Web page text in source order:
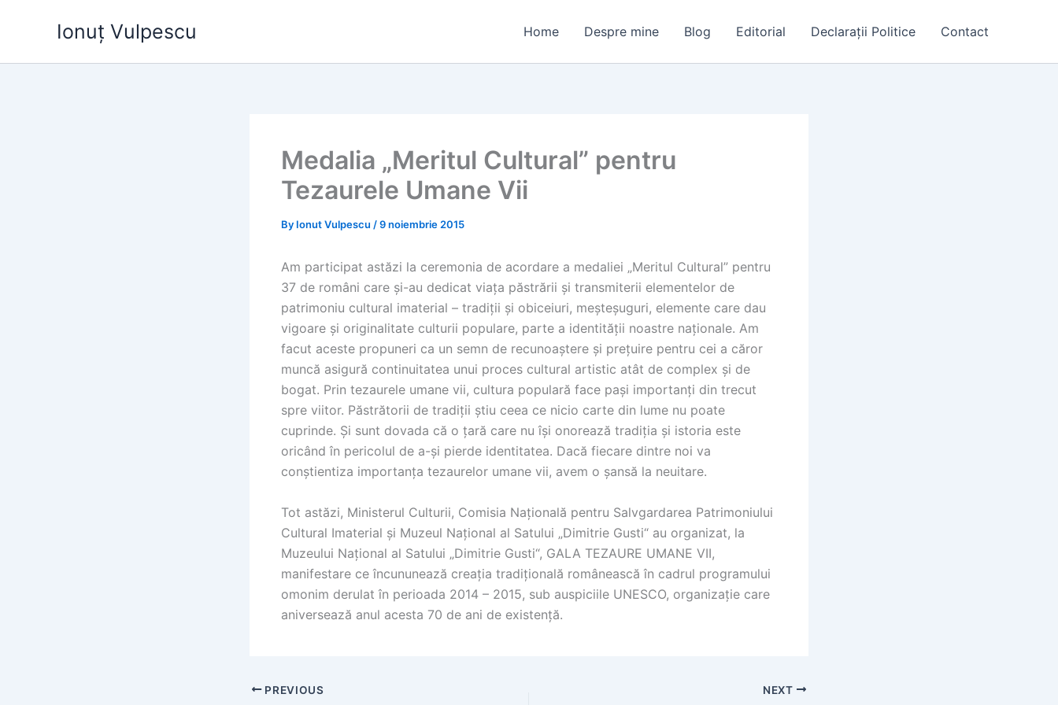
Ionuț Vulpescu Home Despre mine Blog Editorial Declarații Politice Contact
Medalia „Meritul Cultural” pentru
Tezaurele Umane Vii
By Ionut Vulpescu /9 noiembrie 2015
Am participat astăzi la ceremonia de acordare a medaliei „Meritul Cultural” pentru
37 de români care și-au dedicat viața păstrării și transmiterii elementelor de
patrimoniu cultural imaterial – tradiții și obiceiuri, meșteșuguri, elemente care dau
vigoare și originalitate culturii populare, parte a identității noastre naționale. Am
facut aceste propuneri ca un semn de recunoaștere și prețuire pentru cei a căror
muncă asigură continuitatea unui proces cultural artistic atât de complex și de
bogat. Prin tezaurele umane vii, cultura populară face pași importanți din trecut
spre viitor. Păstrătorii de tradiții știu ceea ce nicio carte din lume nu poate
cuprinde. Și sunt dovada că o țară care nu își onorează tradiția și istoria este
oricând în pericolul de a-și pierde identitatea. Dacă fiecare dintre noi va
conștientiza importanța tezaurelor umane vii, avem o șansă la neuitare.
Tot astăzi, Ministerul Culturii, Comisia Naţională pentru Salvgardarea Patrimoniului
Cultural Imaterial și Muzeul Naţional al Satului „Dimitrie Gusti“ au organizat, la
Muzeului Naţional al Satului „Dimitrie Gusti“, GALA TEZAURE UMANE VII,
manifestare ce încununează creația tradițională românească în cadrul programului
omonim derulat în perioada 2014 – 2015, sub auspiciile UNESCO, organizație care
aniversează anul acesta 70 de ani de existență.
PREVIOUS NEXT